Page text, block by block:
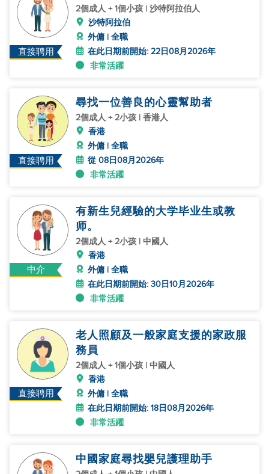
直接聘用
2個成人 + 1個小孩 | 沙特阿拉伯人
沙特阿拉伯
外傭 | 全職
在此日期前開始: 22日08月2026年
非常活躍
直接聘用
尋找一位善良的心靈幫助者
2個成人 + 2小孩 | 香港人
香港
外傭 | 全職
從 08日08月2026年
非常活躍
中介
有新生兒經驗的大学毕业生或教
师。
2個成人 + 2小孩 | 中國人
香港
外傭 | 全職
在此日期前開始: 30日10月2026年
非常活躍
直接聘用
老人照顧及一般家庭支援的家政服
務員
2個成人 + 1個小孩 | 中國人
香港
外傭 | 全職
在此日期前開始: 18日08月2026年
非常活躍
中國家庭尋找嬰兒護理助手